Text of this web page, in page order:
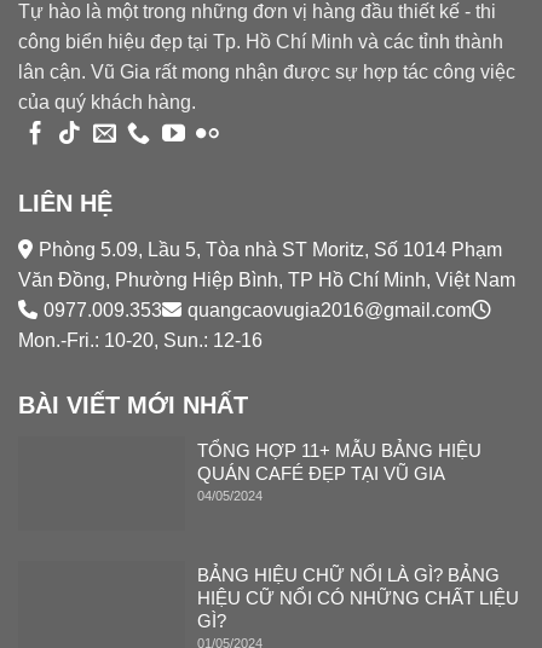
Tự hào là một trong những đơn vị hàng đầu thiết kế - thi
công biển hiệu đẹp tại Tp. Hồ Chí Minh và các tỉnh thành
lân cận. Vũ Gia rất mong nhận được sự hợp tác công việc
của quý khách hàng.
LIÊN HỆ
Phòng 5.09, Lầu 5, Tòa nhà ST Moritz, Số 1014 Phạm
Văn Đồng, Phường Hiệp Bình, TP Hồ Chí Minh, Việt Nam
0977.009.353
quangcaovugia2016@gmail.com
Mon.-Fri.: 10-20, Sun.: 12-16
BÀI VIẾT MỚI NHẤT
TỔNG HỢP 11+ MẪU BẢNG HIỆU
QUÁN CAFÉ ĐẸP TẠI VŨ GIA
04/05/2024
BẢNG HIỆU CHỮ NỔI LÀ GÌ? BẢNG
HIỆU CỮ NỔI CÓ NHỮNG CHẤT LIỆU
GÌ?
01/05/2024